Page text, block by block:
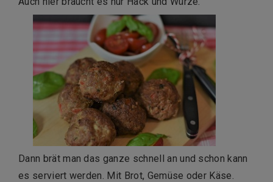
Dann brät man das ganze schnell an und schon kann
es serviert werden. Mit Brot, Gemüse oder Käse.